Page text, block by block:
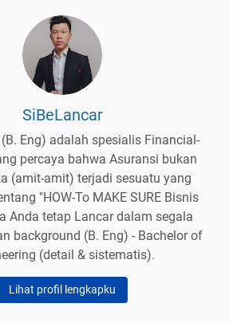
SiBeLancar
Eng) adalah spesialis Financial-
percaya bahwa Asuransi bukan
(amit-amit) terjadi sesuatu yang
"HOW-To MAKE SURE Bisnis
Anda tetap Lancar dalam segala
background (B. Eng) - Bachelor of
(detail & sistematis).
Lihat profil lengkapku